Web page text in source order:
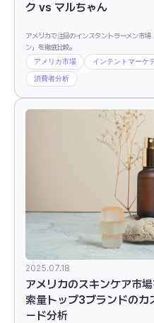
ク vs マルちゃん
アメリカで注目のインスタントラーメン市
ン」を徹底比較。
アメリカ市場 インテントマーケ
消費者分析
2025.07.18
アメリカのスキンケア市
索量トップ3ブランドのカ
ード分析